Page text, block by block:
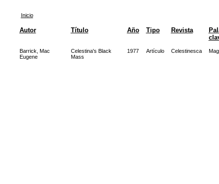
Inicio
Autor Título Año Tipo Revista
Barrick, Mac
Eugene
Celestina's Black
Mass
1977 Artículo Celestinesca